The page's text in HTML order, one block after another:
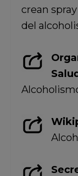
crean
del